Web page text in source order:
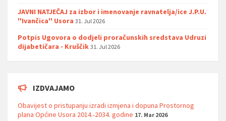
JAVNI NATJEČAJ za izbor i imenovanje ravnatelja/ice J.P.U.
''Ivančica'' Usora 31. Jul 2026
Potpis Ugovora o dodjeli proračunskih sredstava Udruzi
dijabetičara - Kruščik 31. Jul 2026
IZDVAJAMO
Obavijest o pristupanju izradi izmjena i dopuna Prostornog
plana Općine Usora 2014.-2034. godine 17. Mar 2026